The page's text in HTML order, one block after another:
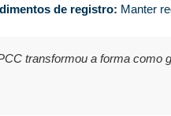
de registro: Manter
transformou a forma como